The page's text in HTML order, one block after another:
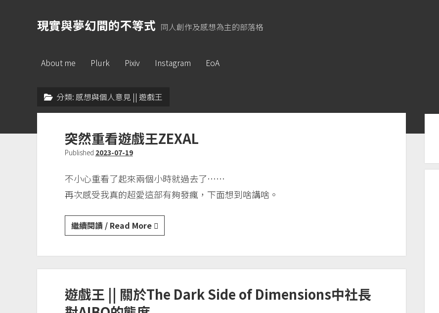
現實與夢幻間的不等式 同人創作及感想為主的部落格
About me Plurk Pixiv Instagram EoA
分類:感想與個人意見 || 遊戲王
突然重看遊戲王ZEXAL
Published 2023-07-19
不小心重看了起來兩個小時就過去了……
再次感受我真的超愛這部有夠發瘋，下面想到啥講啥。
繼續閱讀 / Read More突
然
戲
遊戲王 || 關於The Dark Side of Dimensions中社長